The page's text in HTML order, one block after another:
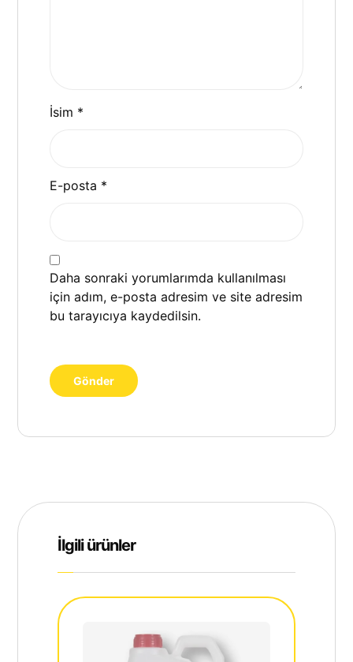
İsim *
E-posta *
Daha sonraki yorumlarımda kullanılması
için adım, e-posta adresim ve site adresim
bu tarayıcıya kaydedilsin.
İlgili ürünler